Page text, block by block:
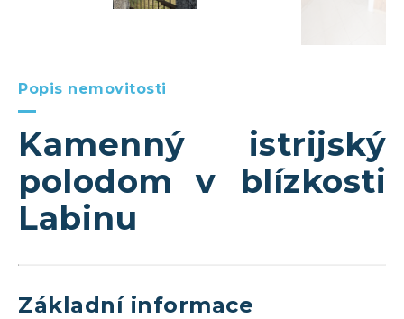
Popis nemovitosti
Kamenný istrijský
polodom v blízkosti
Labinu
Základní informace